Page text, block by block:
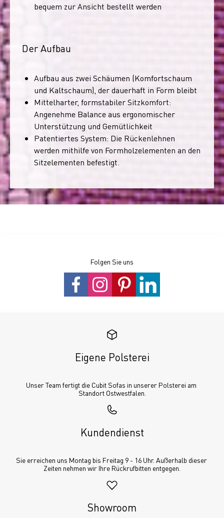
bequem zur Ansicht bestellt werden
Der Aufbau
Aufbau aus zwei Schäumen (Komfortschaum
und Kaltschaum), der dauerhaft in Form bleibt
Mittelharter, formstabiler Sitzkomfort:
Angenehme Balance aus ergonomischer
Unterstützung und Gemütlichkeit
Patentiertes System: Die Rückenlehnen
werden mithilfe von Formholzelementen an den
Sitzelementen befestigt.
Folgen Sie uns
Eigene Polsterei
Unser Team fertigt die Cubit Sofas in unserer Polsterei am
Standort Ostwestfalen.
Kundendienst
Sie erreichen uns Montag bis Freitag 9 - 16 Uhr. Außerhalb dieser
Zeiten nehmen wir Ihre Rückrufbitten entgegen.
Showroom